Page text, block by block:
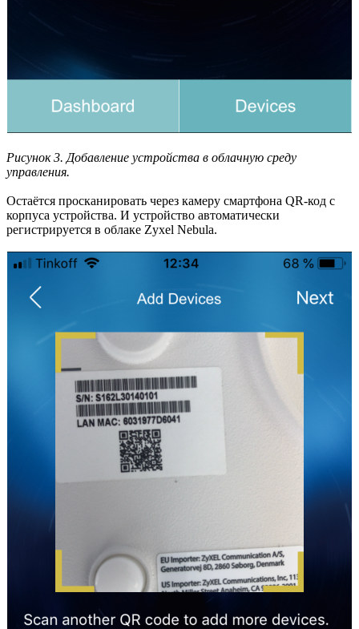
Рисунок 3. Добавление устройства в облачную среду
управления.
Остаётся просканировать через камеру смартфона QR-код с
корпуса устройства. И устройство автоматически
регистрируется в облаке Zyxel Nebula.